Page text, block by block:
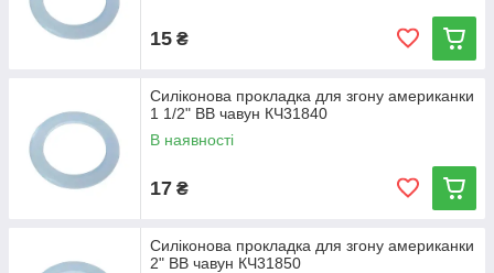
15 ₴
Силіконова прокладка для згону американки
1 1/2" ВВ чавун КЧ31840
В наявності
17 ₴
Силіконова прокладка для згону американки
2" ВВ чавун КЧ31850